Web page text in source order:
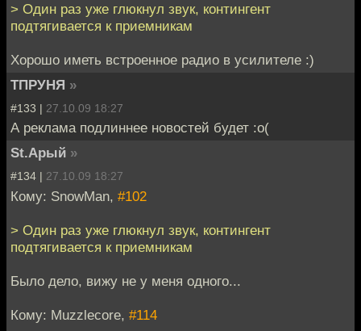
> Один раз уже глюкнул звук, контингент
подтягивается к приемникам
Хорошо иметь встроенное радио в усилителе :)
ТПРУНЯ »
#133 | 27.10.09 18:27
А реклама подлиннее новостей будет :о(
St.Арый »
#134 | 27.10.09 18:27
Кому: SnowMan, #102
> Один раз уже глюкнул звук, контингент
подтягивается к приемникам
Было дело, вижу не у меня одного...
Кому: Muzzlecore, #114